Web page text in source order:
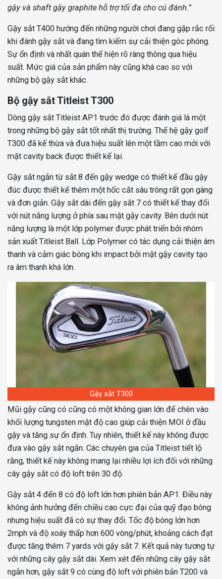
gậy và shaft gậy graphite hỗ trợ tối đa cho cú đánh.”
Gậy sắt T400 hướng đến những người chơi đang gặp rắc rối
khi đánh gậy sắt và đang tìm kiếm sự cải thiện góc phóng.
Sự ổn định và nhất quán thể hiện rõ ràng thông qua hiệu
suất. Mức giá của sản phẩm này cũng khá cao so với
những bộ gậy sắt khác.
Bộ gậy sắt Titleist T300
Dòng gậy sắt Titleist AP1 trước đó được đánh giá là một
trong những bộ gậy sắt tốt nhất thị trường. Thế hệ gậy golf
T300 đã kế thừa và đưa hiệu suất lên một tầm cao mới với
mặt cavity back được thiết kế lại.
Gậy sắt ngắn từ sắt 8 đến gậy wedge có thiết kế đầu gậy
đúc được thiết kế thêm một hốc cắt sâu trông rất gọn gàng
và đơn giản. Gậy sắt dài đến gậy sắt 7 có thiết kế thay đổi
với nút năng lượng ở phía sau mặt gậy cavity. Bên dưới nút
năng lượng là một lớp polymer được phát triển bởi nhóm
sản xuất Titleist Ball. Lớp Polymer có tác dụng cải thiện âm
thanh và cảm giác bóng khi impact bởi mặt gậy cavity tạo
ra âm thanh khá lớn.
Gậy sắt T300
Mũi gậy cũng có cũng có một không gian lớn để chèn vào
khối lượng tungsten mật độ cao giúp cải thiện MOI ở đầu
gậy và tăng sự ổn định. Tuy nhiên, thiết kế này không được
đưa vào gậy sắt ngắn. Các chuyên gia của Titleist tiết lộ
rằng, thiết kế này không mang lại nhiều lợi ích đối với những
cây gậy sắt có độ loft trên 30 độ.
Gậy sắt 4 đến 8 có độ loft lớn hơn phiên bản AP1. Điều này
không ảnh hưởng đến chiều cao cực đại của quỹ đạo bóng
nhưng hiệu suất đã có sự thay đổi. Tốc độ bóng lớn hơn
2mph và độ xoáy thấp hơn 600 vòng/phút, khoảng cách đạt
được tăng thêm 7 yards với gậy sắt 7. Kết quả này tương tự
với những cây gậy sắt dài. Xem xét đến những cây gậy sắt
ngắn hơn, gậy sắt 9 có cùng độ loft với phiên bản T200 và